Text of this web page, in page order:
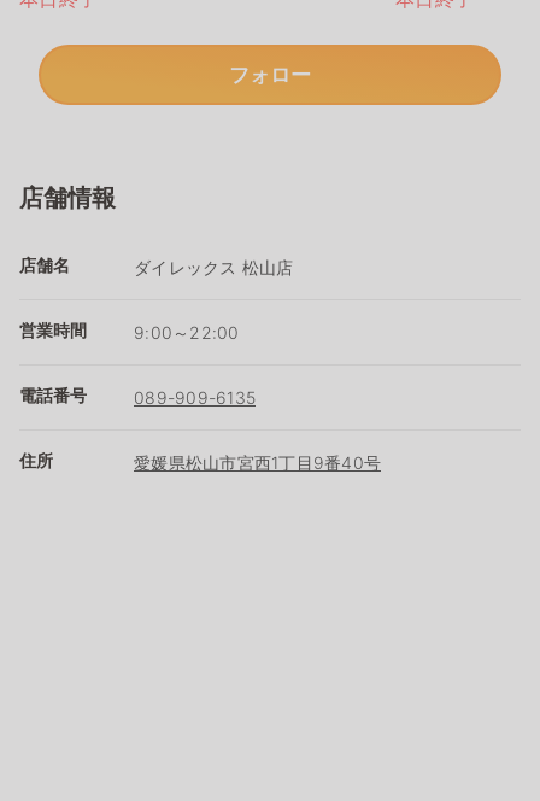
フォロー
店舗情報
店舗名 ダイレックス 松山店
営業時間 9:00～22:00
電話番号 089-909-6135
住所 愛媛県松山市宮西1丁目9番40号